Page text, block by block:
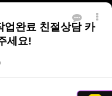
완료 친절상담 카
세요!